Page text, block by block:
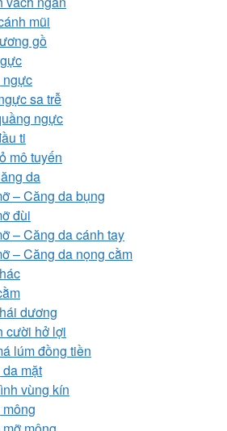
mũi
gồ
ngực
sa trễ
ngực
ti
mô tuyến
da
– Căng da bụng
đùi
– Căng da cánh tay
– Căng da nọng cằm
dương
cười hở lợi
lúm đồng tiền
mặt
vùng kín